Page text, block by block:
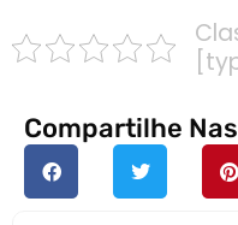
Compartilhe